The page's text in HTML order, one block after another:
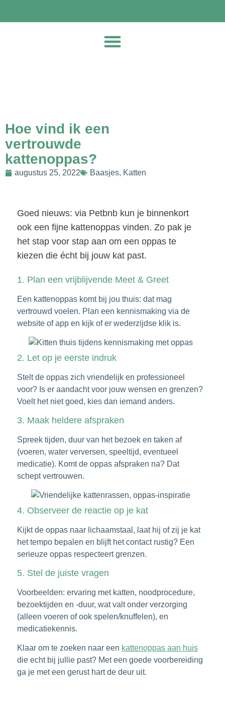
Hoe vind ik een
vertrouwde
kattenoppas?
augustus 25, 2022 Baasjes, Katten
Goed nieuws: via Petbnb kun je binnenkort
ook een fijne kattenoppas vinden. Zo pak je
het stap voor stap aan om een oppas te
kiezen die écht bij jouw kat past.
1. Plan een vrijblijvende Meet & Greet
Een kattenoppas komt bij jou thuis: dat mag
vertrouwd voelen. Plan een kennismaking via de
website of app en kijk of er wederzijdse klik is.
2. Let op je eerste indruk
Stelt de oppas zich vriendelijk en professioneel
voor? Is er aandacht voor jouw wensen en grenzen?
Voelt het niet goed, kies dan iemand anders.
3. Maak heldere afspraken
Spreek tijden, duur van het bezoek en taken af
(voeren, water verversen, speeltijd, eventueel
medicatie). Komt de oppas afspraken na? Dat
schept vertrouwen.
4. Observeer de reactie op je kat
Kijkt de oppas naar lichaamstaal, laat hij of zij je kat
het tempo bepalen en blijft het contact rustig? Een
serieuze oppas respecteert grenzen.
5. Stel de juiste vragen
Voorbeelden: ervaring met katten, noodprocedure,
bezoektijden en -duur, wat valt onder verzorging
(alleen voeren of ook spelen/knuffelen), en
medicatiekennis.
Klaar om te zoeken naar een kattenoppas aan huis
die echt bij jullie past? Met een goede voorbereiding
ga je met een gerust hart de deur uit.